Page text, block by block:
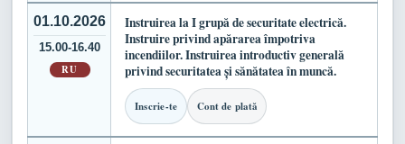
01.10.2026
15.00-16.40
RU
Instruirea la I grupă de securitate electrică.
Instruire privind apărarea împotriva
incendiilor. Instruirea introductiv generală
privind securitatea și sănătatea în muncă.
Inscrie-te Cont de plată